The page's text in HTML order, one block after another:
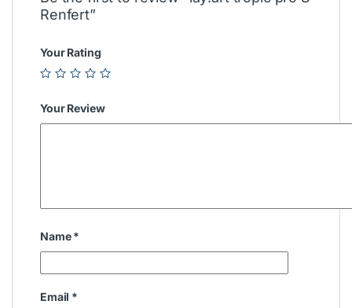
Renfert”
Your Rating
Your Review
Name*
Email *